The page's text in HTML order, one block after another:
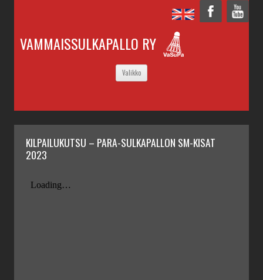
VAMMAISSULKAPALLO RY
Valikko
KILPAILUKUTSU – PARA-SULKAPALLON SM-KISAT
2023